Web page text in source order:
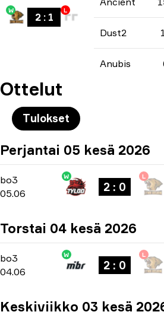
W
2: 1
L
Dust2
Anubis
Ottelut
Tulokset
Perjantai 05 kesä 2026
bo3
bo3
05.06
W
2 : 0
L
Torstai 04 kesä 2026
bo3
bo3
04.06
W
2 : 0
L
Keskiviikko 03 kesä